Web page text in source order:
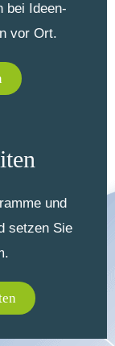
bei Ideen-
vor Ort.
und
setzen Sie